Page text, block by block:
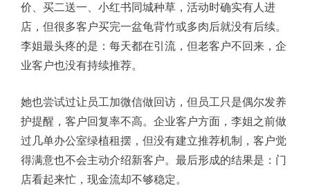
价、买二送一、小红书同城种草，活动时确实有人进
店，但很多客户买完一盆龟背竹或多肉后就没有后续。
李姐最头疼的是：每天都在引流，但老客户不回来，企
业客户也没有持续推荐。
她也尝试过让员工加微信做回访，但员工只是偶尔发养
护提醒，客户回复率不高。企业客户方面，李姐之前做
过几单办公室绿植租摆，但没有建立推荐机制，客户觉
得满意也不会主动介绍新客户。最后形成的结果是：门
店看起来忙，现金流却不够稳定。